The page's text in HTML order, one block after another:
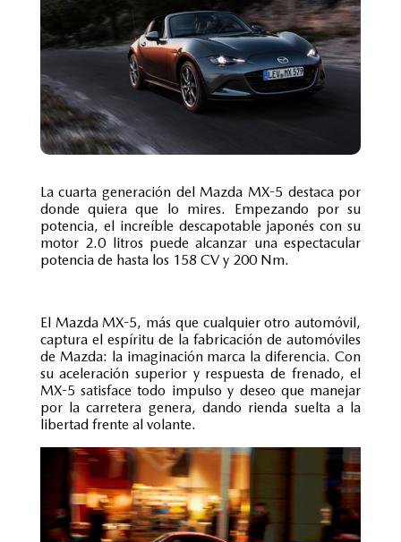
La cuarta generación del Mazda MX-5 destaca por
donde quiera que lo mires. Empezando por su
potencia, el increíble descapotable japonés con su
motor 2.0 litros puede alcanzar una espectacular
potencia de hasta los 158 CV y 200 Nm.
El Mazda MX-5, más que cualquier otro automóvil,
captura el espíritu de la fabricación de automóviles
de Mazda: la imaginación marca la diferencia. Con
su aceleración superior y respuesta de frenado, el
MX-5 satisface todo impulso y deseo que manejar
por la carretera genera, dando rienda suelta a la
libertad frente al volante.